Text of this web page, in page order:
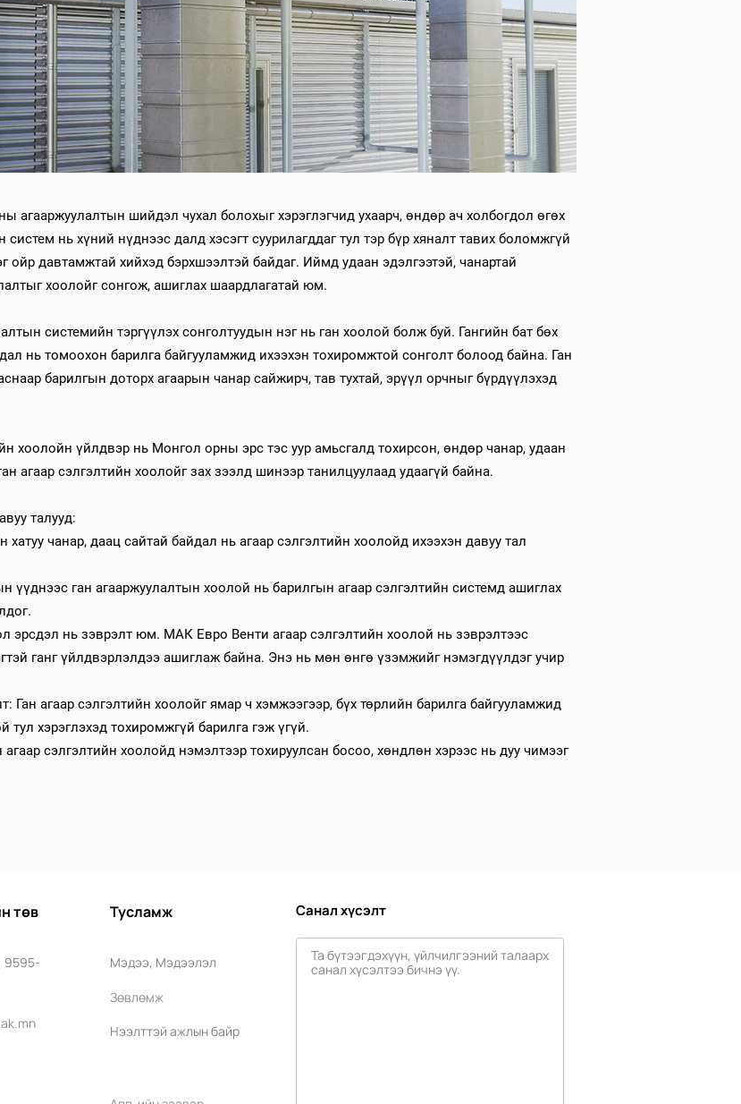
агааржуулалтын шийдэл чухал болохыг хэрэглэгчид ухаарч, өндөр ач холбогдол өгөх
нь хүний нүднээс далд хэсэгт суурилагддаг тул тэр бүр хяналт тавих боломжгүй
ойр давтамжтай хийхэд бэрхшээлтэй байдаг. Иймд удаан эдэлгээтэй, чанартай
хоолойг сонгож, ашиглах шаардлагатай юм.
системийн тэргүүлэх сонголтуудын нэг нь ган хоолой болж буй. Гангийн бат бөх
нь томоохон барилга байгууламжид ихээхэн тохиромжтой сонголт болоод байна. Ган
барилгын доторх агаарын чанар сайжирч, тав тухтай, эрүүл орчныг бүрдүүлэхэд
хоолойн үйлдвэр нь Монгол орны эрс тэс уур амьсгалд тохирсон, өндөр чанар, удаан
агаар сэлгэлтийн хоолойг зах зээлд шинээр танилцуулаад удаагүй байна.
талууд:
хатуу чанар, даац сайтай байдал нь агаар сэлгэлтийн хоолойд ихээхэн давуу тал
үүднээс ган агааржуулалтын хоолой нь барилгын агаар сэлгэлтийн системд ашиглах
эрсдэл нь зэврэлт юм. МАК Евро Венти агаар сэлгэлтийн хоолой нь зэврэлтээс
ганг үйлдвэрлэлдээ ашиглаж байна. Энэ нь мөн өнгө үзэмжийг нэмэгдүүлдэг учир
Ган агаар сэлгэлтийн хоолойг ямар ч хэмжээгээр, бүх төрлийн барилга байгууламжид
хэрэглэхэд тохиромжгүй барилга гэж үгүй.
сэлгэлтийн хоолойд нэмэлтээр тохируулсан босоо, хөндлөн хэрээс нь дуу чимээг
төв
9595-
Тусламж
Мэдээ, Мэдээлэл
Зөвлөмж
Нээлттэй ажлын байр
Санал хүсэлт